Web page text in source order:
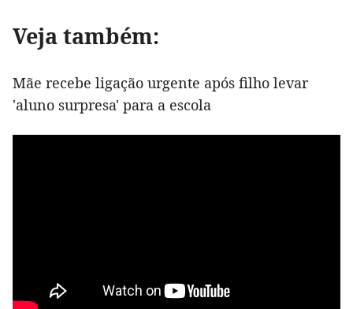
Veja também:
Mãe recebe ligação urgente após filho levar
'aluno surpresa' para a escola